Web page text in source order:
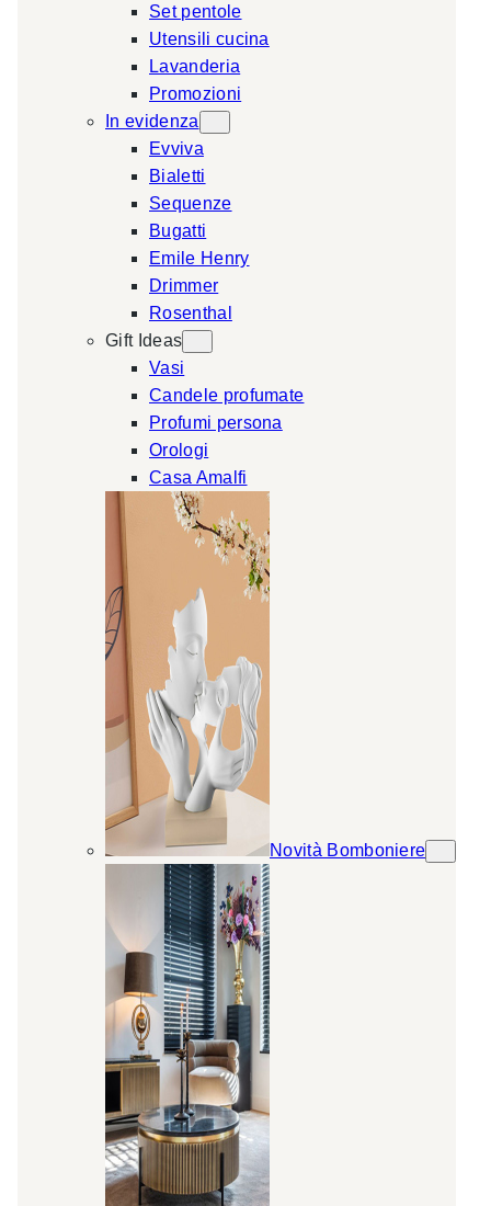
c
Set pentole
Utensili cucina
Lavanderia
Promozioni
In evidenza
Evviva
Bialetti
Sequenze
Bugatti
Emile Henry
Drimmer
Rosenthal
Gift Ideas
Vasi
Candele profumate
Profumi persona
Orologi
Casa Amalfi
Novità Bomboniere